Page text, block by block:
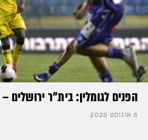
הפנים לגומלין: בית״ר ירושלים –
6 אוגוסט 2026